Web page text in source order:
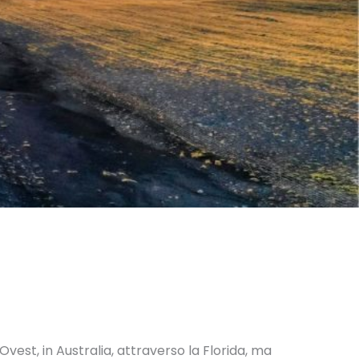
in Australia, attraverso la Florida, ma